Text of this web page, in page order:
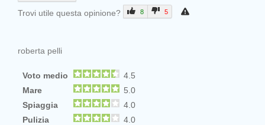
Trovi utile questa opinione? 8 5
roberta pelli
Voto medio
4.5
Mare
5.0
Spiaggia
4.0
Pulizia
4.0